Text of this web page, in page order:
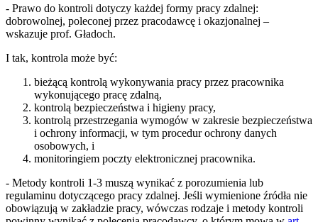
- Prawo do kontroli dotyczy każdej formy pracy zdalnej:
dobrowolnej, poleconej przez pracodawcę i okazjonalnej –
wskazuje prof. Gładoch.
I tak, kontrola może być:
bieżącą kontrolą wykonywania pracy przez pracownika
wykonującego pracę zdalną,
kontrolą bezpieczeństwa i higieny pracy,
kontrolą przestrzegania wymogów w zakresie bezpieczeństwa
i ochrony informacji, w tym procedur ochrony danych
osobowych, i
monitoringiem poczty elektronicznej pracownika.
- Metody kontroli 1-3 muszą wynikać z porozumienia lub
regulaminu dotyczącego pracy zdalnej. Jeśli wymienione źródła nie
obowiązują w zakładzie pracy, wówczas rodzaje i metody kontroli